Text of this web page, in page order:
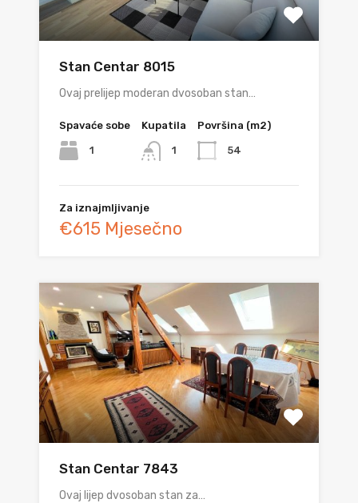
Stan Centar 8015
Ovaj prelijep moderan dvosoban stan…
Spavaće sobe
1
Kupatila
1
Površina (m2)
54
Za iznajmljivanje
€615 Mjesečno
Stan Centar 7843
Ovaj lijep dvosoban stan za…